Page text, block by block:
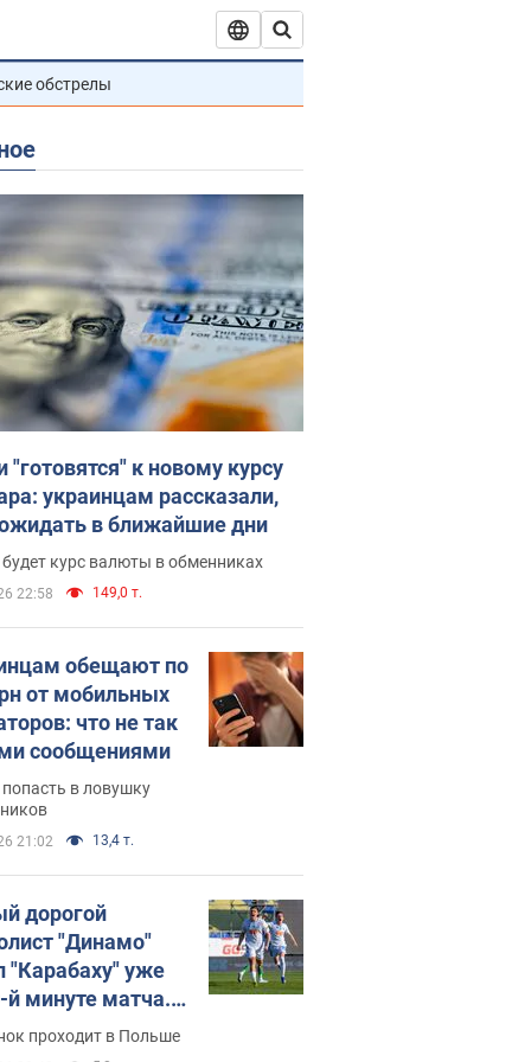
обстрелы
"готовятся" к новому курсу
украинцам рассказали,
в ближайшие дни
курс валюты в обменниках
22:58 149,0 т.
обещают по
от мобильных
что не так
сообщениями
попасть в ловушку
21:02 13,4 т.
дорогой
"Динамо"
"Карабаху" уже
й минуте матча.
проходит в Польше